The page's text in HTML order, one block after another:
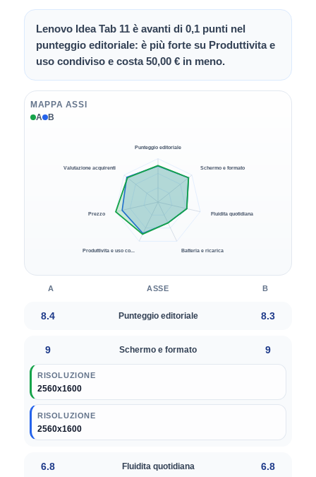
MAPPA ASSI
A
B
Punteggio editoriale
Schermo e formato
Fluidita quotidiana
Batteria e ricarica
Produttivita e uso co...
Prezzo
Valutazione acquirenti
A ASSE B
8.4 Punteggio editoriale 8.3
9 Schermo e formato 9
RISOLUZIONE
2560x1600
RISOLUZIONE
2560x1600
6.8 Fluidita quotidiana 6.8
Lenovo Idea Tab 11 è avanti di 0,1 punti nel
punteggio editoriale: è più forte su Produttivita e
uso condiviso e costa 50,00 € in meno.